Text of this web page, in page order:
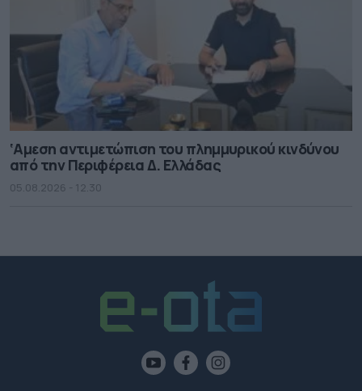
‘Αμεση αντιμετώπιση του πλημμυρικού κινδύνου
από την Περιφέρεια Δ. Ελλάδας
05.08.2026 - 12.30